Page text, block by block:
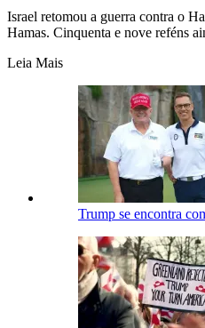
Israel retomou a guerra contra o
Hamas. Cinquenta e nove reféns
Leia Mais
Trump se encontra